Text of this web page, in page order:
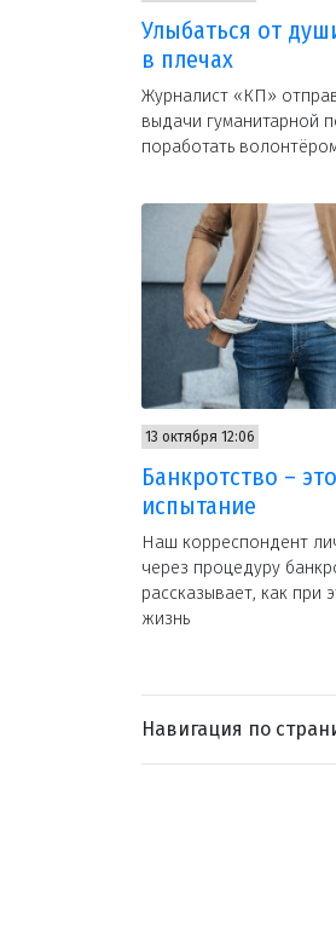
Улыбаться от
в плечах
Журналист «КП»
выдачи гуманитарной
поработать
13 октября 12:06
Банкротство – это
испытание
Наш корреспондент
через процедуру
рассказывает, как при
жизнь
Навигация по